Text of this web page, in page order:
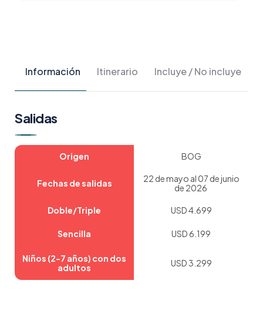
Información Itinerario Incluye / No incluye
Salidas
Origen BOG
Fechas de salidas
22 de mayo al 07 de junio
de 2026
Doble/Triple USD 4.699
Sencilla USD 6.199
Niños (2-7 años) con dos
adultos
USD 3.299